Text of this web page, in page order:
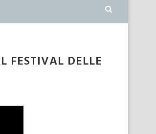
FESTIVAL DELLE